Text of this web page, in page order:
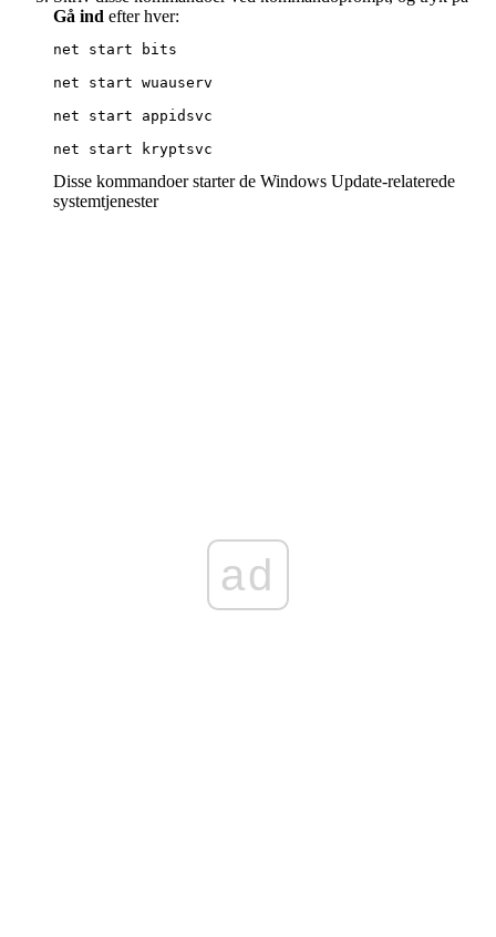
Gå ind efter hver:
net start bits
net start wuauserv
net start appidsvc
net start kryptsvc
Disse kommandoer starter de Windows Update-relaterede
systemtjenester
ad